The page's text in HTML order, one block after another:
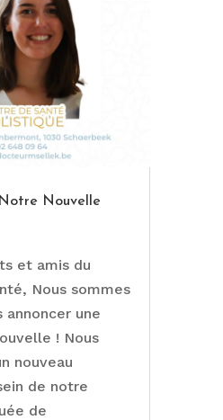
Nouvelle
et amis du
Nous sommes
annoncer une
! Nous
nouveau
de notre
de